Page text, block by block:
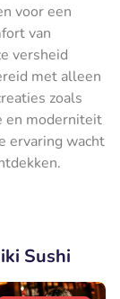
voor een
van
versheid
met alleen
zoals
en moderniteit
ervaring wacht
Sushi